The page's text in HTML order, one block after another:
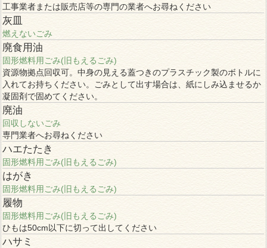
工事業者または販売店等の専門の業者へお尋ねください
灰皿
燃えないごみ
廃食用油
固形燃料用ごみ(旧もえるごみ)
資源物拠点回収可。中身の見える蓋つきのプラスチック製のボトルに
入れてお持ちください。ごみとして出す場合は、紙にしみ込ませるか
凝固剤で固めてください。
廃油
回収しないごみ
専門業者へお尋ねください
ハエたたき
固形燃料用ごみ(旧もえるごみ)
はがき
固形燃料用ごみ(旧もえるごみ)
履物
固形燃料用ごみ(旧もえるごみ)
ひもは50cm以下に切って出してください
ハサミ